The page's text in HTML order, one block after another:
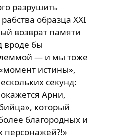
разрушить
образца XXI
возврат памяти
вроде бы
— и мы тоже
истины»,
секунд:
Арни,
который
благородных и